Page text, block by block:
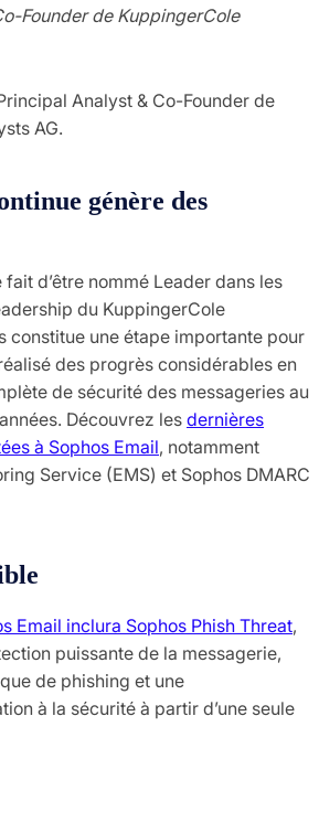
Founder de KuppingerCole
Analyst & Co-Founder de
AG.
génère des
d’être nommé Leader dans les
du KuppingerCole
constitue une étape importante pour
des progrès considérables en
de sécurité des messageries au
Découvrez les dernières
à Sophos Email, notamment
Service (EMS) et Sophos DMARC
Email inclura Sophos Phish Threat,
puissante de la messagerie,
de phishing et une
à la sécurité à partir d’une seule